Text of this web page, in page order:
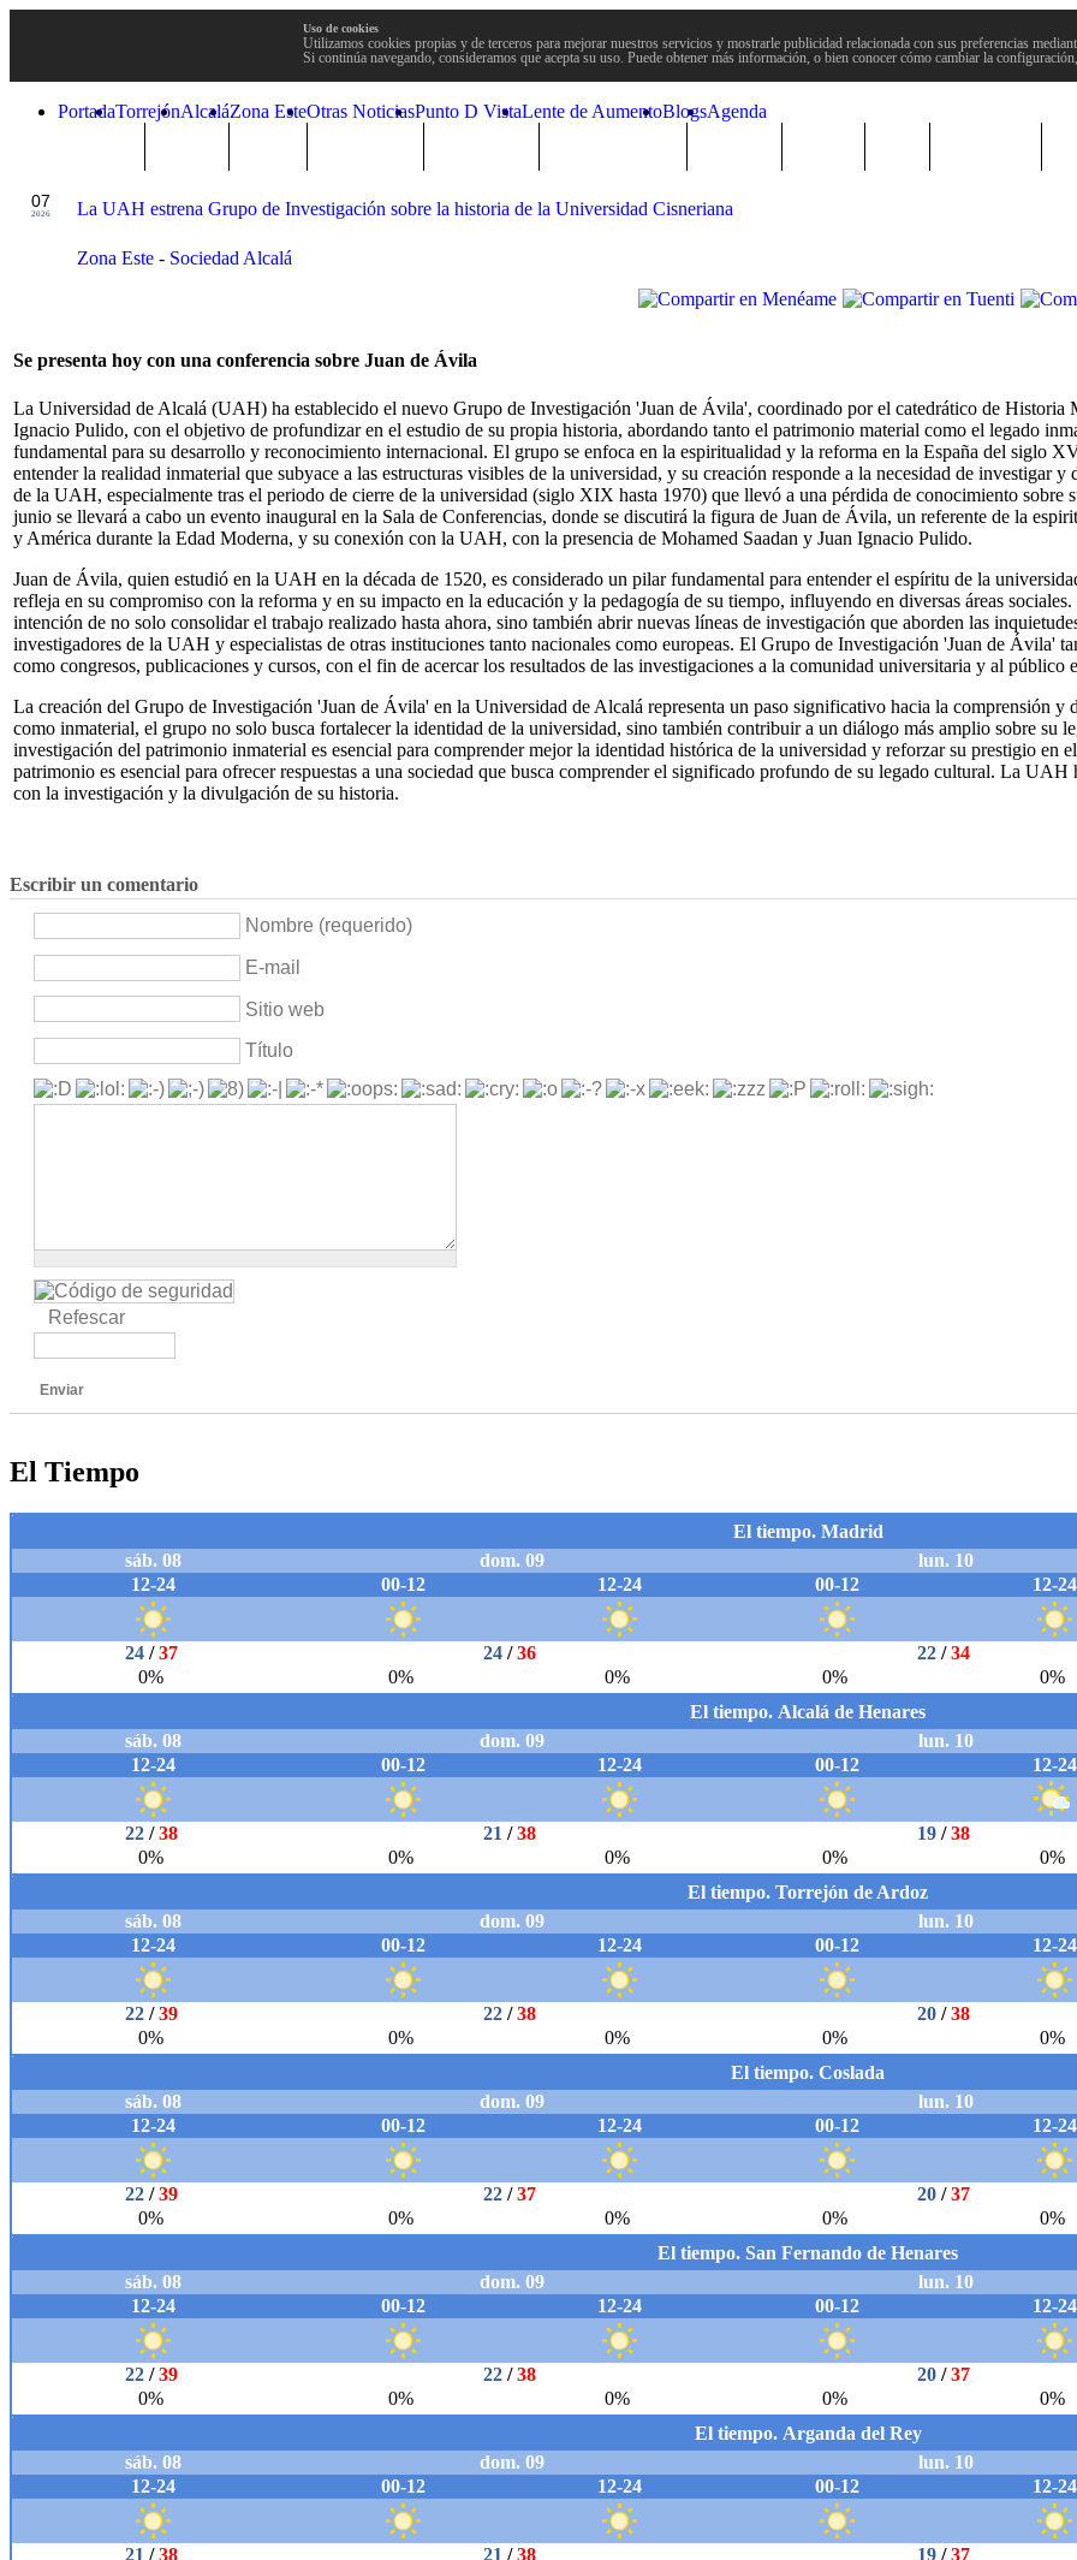
Uso de cookies
Utilizamos cookies propias y de terceros para mejorar nuestros servicios y mostrarle publicidad relacionada con sus preferencias
Si continúa navegando, consideramos que acepta su uso. Puede obtener más información, o bien conocer cómo cambiar la
PortadaTorrejónAlcaláZona EsteOtras NoticiasPunto D VistaLente de AumentoBlogsAgenda
07
2026 La UAH estrena Grupo de Investigación sobre la historia de la Universidad Cisneriana
Zona Este - Sociedad Alcalá
Se presenta hoy con una conferencia sobre Juan de Ávila
La Universidad de Alcalá (UAH) ha establecido el nuevo Grupo de Investigación 'Juan de Ávila', coordinado por el catedrático de Historia
Ignacio Pulido, con el objetivo de profundizar en el estudio de su propia historia, abordando tanto el patrimonio material como el legado
fundamental para su desarrollo y reconocimiento internacional. El grupo se enfoca en la espiritualidad y la reforma en la España del siglo
entender la realidad inmaterial que subyace a las estructuras visibles de la universidad, y su creación responde a la necesidad de investigar y
de la UAH, especialmente tras el periodo de cierre de la universidad (siglo XIX hasta 1970) que llevó a una pérdida de conocimiento sobre
junio se llevará a cabo un evento inaugural en la Sala de Conferencias, donde se discutirá la figura de Juan de Ávila, un referente de la
y América durante la Edad Moderna, y su conexión con la UAH, con la presencia de Mohamed Saadan y Juan Ignacio Pulido.
Juan de Ávila, quien estudió en la UAH en la década de 1520, es considerado un pilar fundamental para entender el espíritu de la
refleja en su compromiso con la reforma y en su impacto en la educación y la pedagogía de su tiempo, influyendo en diversas áreas
intención de no solo consolidar el trabajo realizado hasta ahora, sino también abrir nuevas líneas de investigación que aborden las
investigadores de la UAH y especialistas de otras instituciones tanto nacionales como europeas. El Grupo de Investigación 'Juan de Ávila'
como congresos, publicaciones y cursos, con el fin de acercar los resultados de las investigaciones a la comunidad universitaria y al público
La creación del Grupo de Investigación 'Juan de Ávila' en la Universidad de Alcalá representa un paso significativo hacia la comprensión
como inmaterial, el grupo no solo busca fortalecer la identidad de la universidad, sino también contribuir a un diálogo más amplio sobre su
investigación del patrimonio inmaterial es esencial para comprender mejor la identidad histórica de la universidad y reforzar su prestigio
patrimonio es esencial para ofrecer respuestas a una sociedad que busca comprender el significado profundo de su legado cultural. La
con la investigación y la divulgación de su historia.
Escribir un comentario
Nombre (requerido)
E-mail
Sitio web
Título
Refescar
Enviar
El Tiempo